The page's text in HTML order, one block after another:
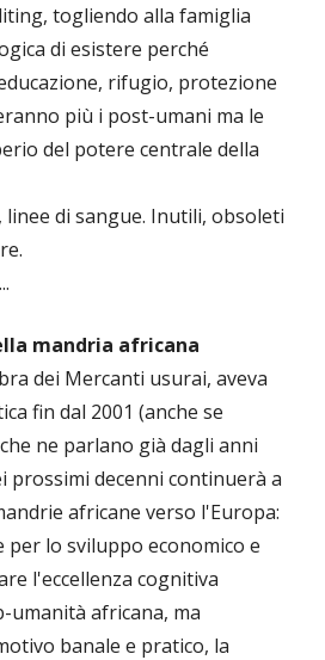
togliendo alla famiglia
di esistere perché
rifugio, protezione
più i post-umani ma le
del potere centrale della
di sangue. Inutili, obsoleti
mandria africana
dei Mercanti usurai, aveva
fin dal 2001 (anche se
ne parlano già dagli anni
prossimi decenni continuerà a
africane verso l'Europa:
lo sviluppo economico e
l'eccellenza cognitiva
umanità africana, ma
banale e pratico, la